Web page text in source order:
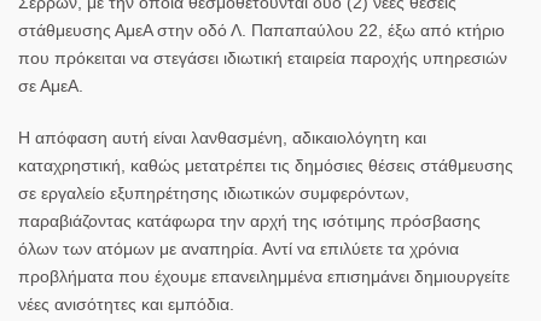
στάθμευσης ΑμεΑ στην οδό Λ. Παπαπαύλου 22, έξω από κτήριο
που πρόκειται να στεγάσει ιδιωτική εταιρεία παροχής υπηρεσιών
σε ΑμεΑ.
Η απόφαση αυτή είναι λανθασμένη, αδικαιολόγητη και
καταχρηστική, καθώς μετατρέπει τις δημόσιες θέσεις στάθμευσης
σε εργαλείο εξυπηρέτησης ιδιωτικών συμφερόντων,
παραβιάζοντας κατάφωρα την αρχή της ισότιμης πρόσβασης
όλων των ατόμων με αναπηρία. Αντί να επιλύετε τα χρόνια
προβλήματα που έχουμε επανειλημμένα επισημάνει δημιουργείτε
νέες ανισότητες και εμπόδια.